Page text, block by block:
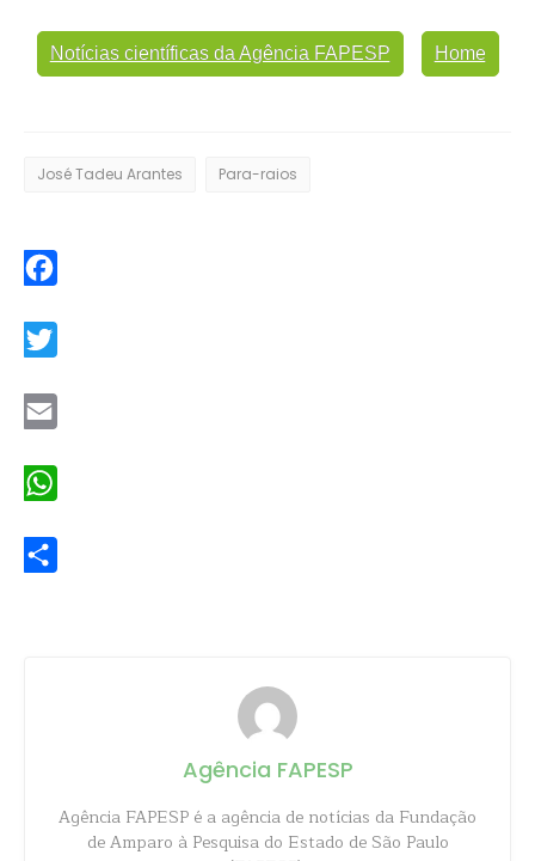
Notícias científicas da Agência FAPESP Home
José Tadeu Arantes Para-raios
Agência FAPESP
Agência FAPESP é a agência de notícias da Fundação
de Amparo à Pesquisa do Estado de São Paulo